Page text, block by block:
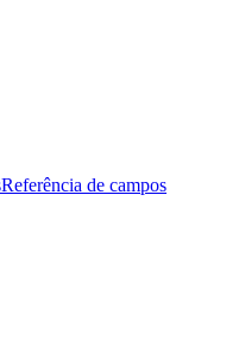
Referência de campos